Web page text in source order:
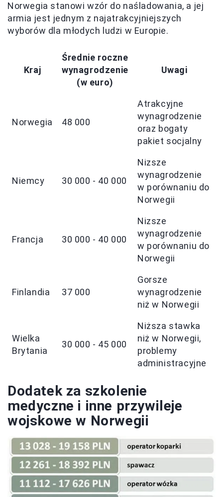
Norwegia stanowi wzór do naśladowania, a jej
armia jest jednym z najatrakcyjniejszych
wyborów dla młodych ludzi w Europie.
Kraj
Średnie roczne
wynagrodzenie
(w euro)
Uwagi
Norwegia 48 000
Atrakcyjne
wynagrodzenie
oraz bogaty
pakiet socjalny
Niemcy 30 000 - 40 000
Nizsze
wynagrodzenie
w porównaniu do
Norwegii
Francja 30 000 - 40 000
Nizsze
wynagrodzenie
w porównaniu do
Norwegii
Finlandia 37 000
Gorsze
wynagrodzenie
niż w Norwegii
Wielka
Brytania
30 000 - 45 000
Niższa stawka
niż w Norwegii,
problemy
administracyjne
Dodatek za szkolenie
medyczne i inne przywileje
wojskowe w Norwegii